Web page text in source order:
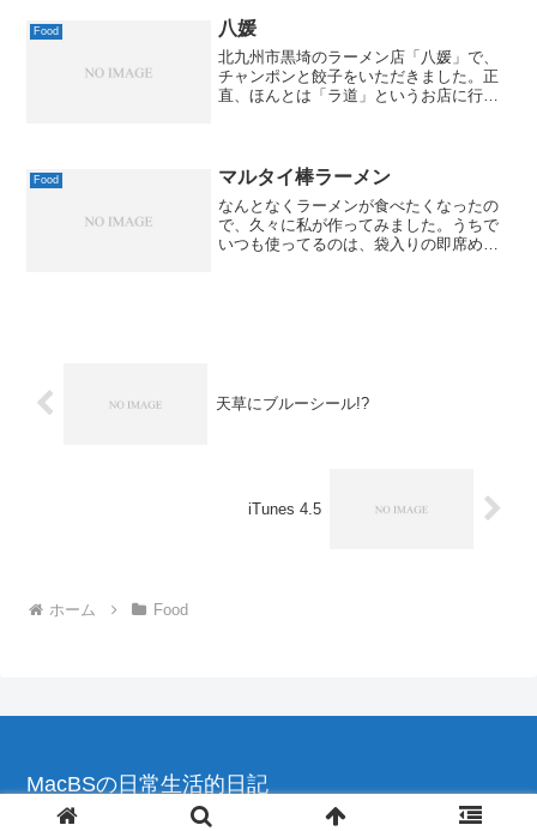
し...
Food 八媛
北九州市黒埼のラーメン店「八媛」で、
チャンポンと餃子をいただきました。正
直、ほんとは「ラ道」というお店に行く
ったです。ウーロン...
Food マルタイ棒ラーメン
なんとなくラーメンが食べたくなったの
で、久々に私が作ってみました。うちで
いつも使ってるのは、袋入りの即席めん
天草にブルーシール!?
iTunes 4.5
ホーム Food
MacBSの日常生活的日記
© 2004-2026 MacBSの日常生活的日記.